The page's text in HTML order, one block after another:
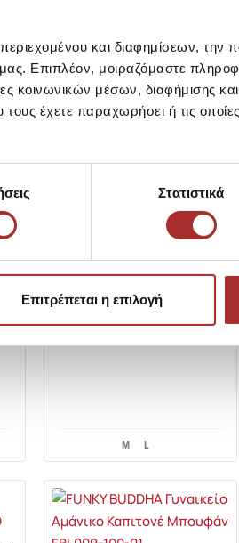
και διαφημίσεων, την
Επιπλέον, μοιραζόμαστε
κοινωνικών μέσων, διαφήμισης
έχετε παραχωρήσει ή τις
Στατιστικά
Επιτρέπεται η επιλογή
ONLY
ONLY Γυναικείο Jacket για Κάθε
Τιμή Outlet: 71,95€
Τιμή Καταλόγου: 79,99€
M L